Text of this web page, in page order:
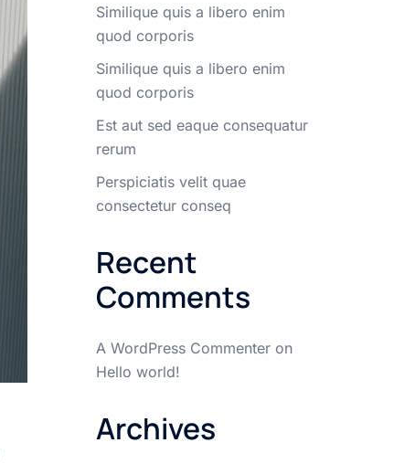
Similique quis a libero enim
quod corporis
Similique quis a libero enim
quod corporis
Est aut sed eaque consequatur
rerum
Perspiciatis velit quae
consectetur conseq
Recent
Comments
A WordPress Commenteron
Hello world!
Archives